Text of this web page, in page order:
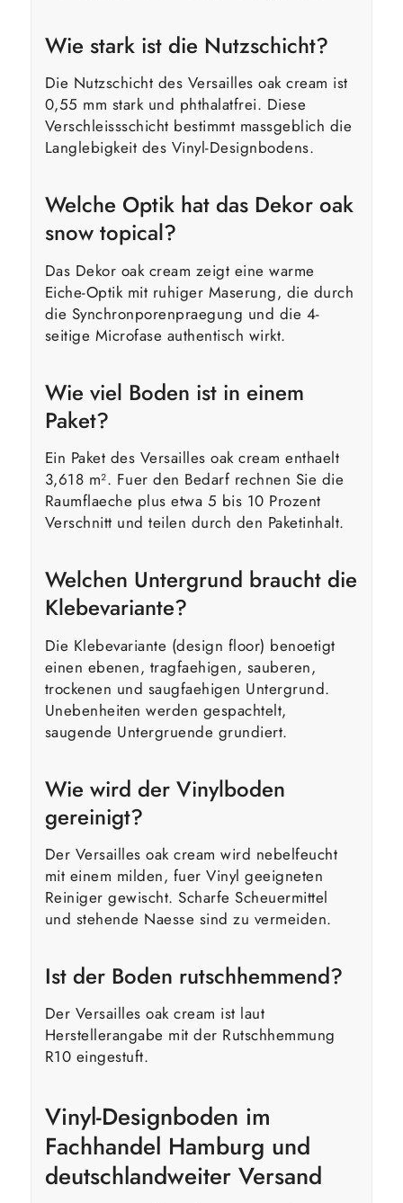
Wie stark ist die Nutzschicht?
Die Nutzschicht des Versailles oak cream ist
0,55 mm stark und phthalatfrei. Diese
Verschleissschicht bestimmt massgeblich die
Langlebigkeit des Vinyl-Designbodens.
Welche Optik hat das Dekor oak
snow topical?
Das Dekor oak cream zeigt eine warme
Eiche-Optik mit ruhiger Maserung, die durch
die Synchronporenpraegung und die 4-
seitige Microfase authentisch wirkt.
Wie viel Boden ist in einem
Paket?
Ein Paket des Versailles oak cream enthaelt
3,618 m². Fuer den Bedarf rechnen Sie die
Raumflaeche plus etwa 5 bis 10 Prozent
Verschnitt und teilen durch den Paketinhalt.
Welchen Untergrund braucht die
Klebevariante?
Die Klebevariante (design floor) benoetigt
einen ebenen, tragfaehigen, sauberen,
trockenen und saugfaehigen Untergrund.
Unebenheiten werden gespachtelt,
saugende Untergruende grundiert.
Wie wird der Vinylboden
gereinigt?
Der Versailles oak cream wird nebelfeucht
mit einem milden, fuer Vinyl geeigneten
Reiniger gewischt. Scharfe Scheuermittel
und stehende Naesse sind zu vermeiden.
Ist der Boden rutschhemmend?
Der Versailles oak cream ist laut
Herstellerangabe mit der Rutschhemmung
R10 eingestuft.
Vinyl-Designboden im
Fachhandel Hamburg und
deutschlandweiter Versand